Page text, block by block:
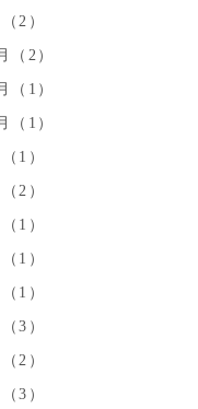
2）
（2）
（1）
（1）
1）
2）
1）
1）
1）
3）
2）
3）